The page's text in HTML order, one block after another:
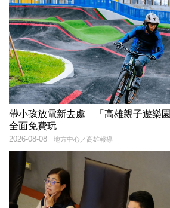
帶小孩放電新去處 「高雄親子遊樂
全面免費玩
地方中心／高雄報導
2026-08-08